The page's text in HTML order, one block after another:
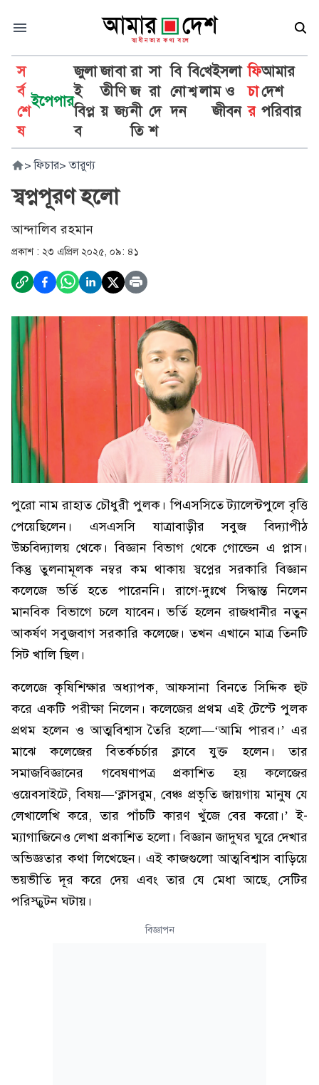
স
র্ব
শে
ষ
ইপেপার
জুলা
ই
বিপ্ল
ব
জা
তী
য়
বা
ণি
জ্য
রা
জ
নী
তি
সা
রা
দে
শ
বি
নো
দন
বি
শ্ব
খে
লা
ইসলা
ম ও
জীবন
ফি
চা
র
আমার
দেশ
পরিবার
> ফিচার> তারুণ্য
স্বপ্নপূরণ হলো
আন্দালিব রহমান
প্রকাশ : ২৩ এপ্রিল ২০২৫, ০৯: ৪১
পুরো নাম রাহাত চৌধুরী পুলক। পিএসসিতে ট্যালেন্টপুলে বৃত্তি
পেয়েছিলেন। এসএসসি যাত্রাবাড়ীর সবুজ বিদ্যাপীঠ
উচ্চবিদ্যালয় থেকে। বিজ্ঞান বিভাগ থেকে গোল্ডেন এ প্লাস।
কিন্তু তুলনামূলক নম্বর কম থাকায় স্বপ্নের সরকারি বিজ্ঞান
কলেজে ভর্তি হতে পারেননি। রাগে-দুঃখে সিদ্ধান্ত নিলেন
মানবিক বিভাগে চলে যাবেন। ভর্তি হলেন রাজধানীর নতুন
আকর্ষণ সবুজবাগ সরকারি কলেজে। তখন এখানে মাত্র তিনটি
সিট খালি ছিল।
কলেজে কৃষিশিক্ষার অধ্যাপক, আফসানা বিনতে সিদ্দিক হুট
করে একটি পরীক্ষা নিলেন। কলেজের প্রথম এই টেস্টে পুলক
প্রথম হলেন ও আত্মবিশ্বাস তৈরি হলো—‘আমি পারব।’ এর
মাঝে কলেজের বিতর্কচর্চার ক্লাবে যুক্ত হলেন। তার
সমাজবিজ্ঞানের গবেষণাপত্র প্রকাশিত হয় কলেজের
ওয়েবসাইটে, বিষয়—‘ক্লাসরুম, বেঞ্চ প্রভৃতি জায়গায় মানুষ যে
লেখালেখি করে, তার পাঁচটি কারণ খুঁজে বের করো।’ ই-
ম্যাগাজিনেও লেখা প্রকাশিত হলো। বিজ্ঞান জাদুঘর ঘুরে দেখার
অভিজ্ঞতার কথা লিখেছেন। এই কাজগুলো আত্মবিশ্বাস বাড়িয়ে
ভয়ভীতি দূর করে দেয় এবং তার যে মেধা আছে, সেটির
পরিস্ফুটন ঘটায়।
বিজ্ঞাপন